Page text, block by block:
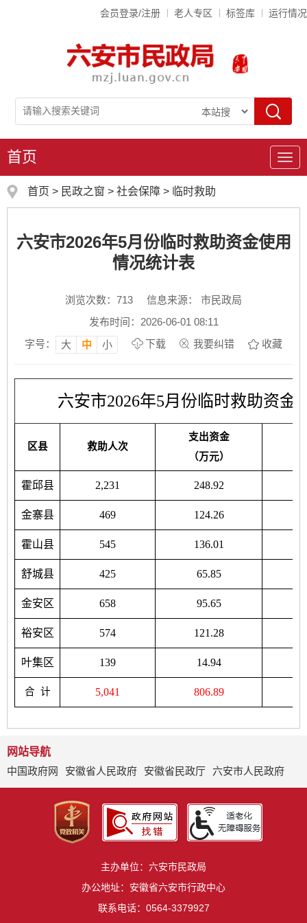
会员登录/注册 老人专区 标签库 运行情况
导
航
首页
首页 > 民政之窗 > 社会保障 > 临时救助
六安市2026年5月份临时救助资金使用
情况统计表
浏览次数： 713
信息来源： 市民政局
发布时间：2026-06-01 08:11
字号：
大 中 小 下载 我要纠错 收藏
六安市2026年5月份临时救助资金
区县 救助人次
支出资金
（万元）
霍邱县 2,231 248.92
金寨县 469 124.26
霍山县 545 136.01
舒城县 425 65.85
金安区 658 95.65
裕安区 574 121.28
叶集区 139 14.94
合 计 5,041 806.89
网站导航
中国政府网
安徽省人民政府 安徽省民政厅 六安市人民政府
主办单位：六安市民政局
办公地址：安徽省六安市行政中心
联系电话：0564-3379927